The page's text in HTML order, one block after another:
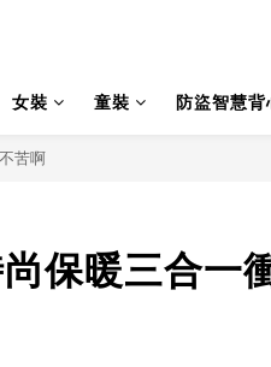
女裝 童裝 防盜智慧背
苦啊
保暖三合一